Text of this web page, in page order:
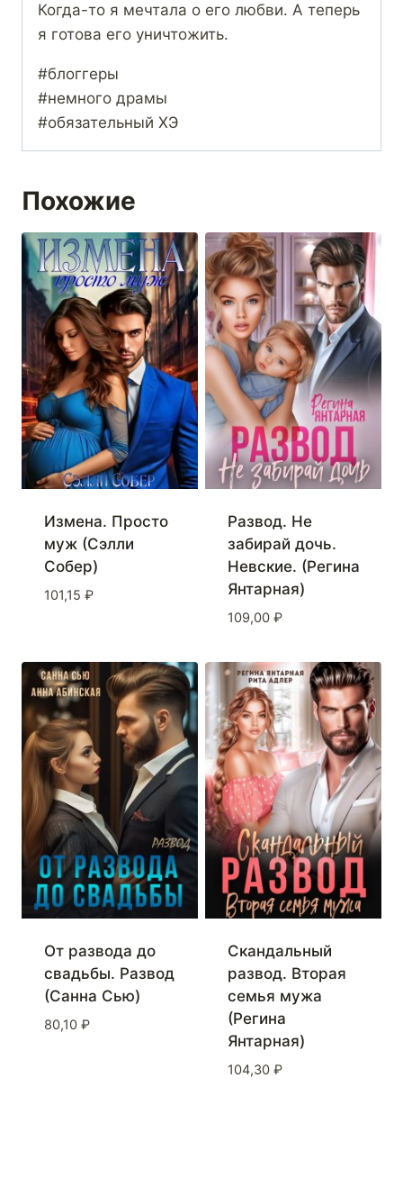
Когда-то я мечтала о его любви. А теперь
я готова его уничтожить.
#блоггеры
#немного драмы
#обязательный ХЭ
Похожие
Измена. Просто
муж (Сэлли
Собер)
101,15 ₽
Развод. Не
забирай дочь.
Невские. (Регина
Янтарная)
109,00 ₽
От развода до
свадьбы. Развод
(Санна Сью)
80,10 ₽
Скандальный
развод. Вторая
семья мужа
(Регина
Янтарная)
104,30 ₽